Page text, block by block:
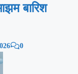
बारिश
0